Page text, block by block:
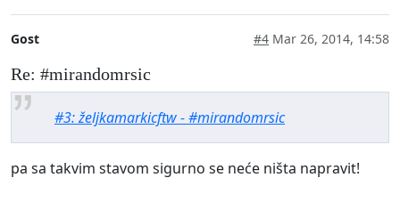
Gost #4 Mar 26, 2014, 14:58
Re: #mirandomrsic
#3: željkamarkicftw - #mirandomrsic
pa sa takvim stavom sigurno se neće ništa napravit!